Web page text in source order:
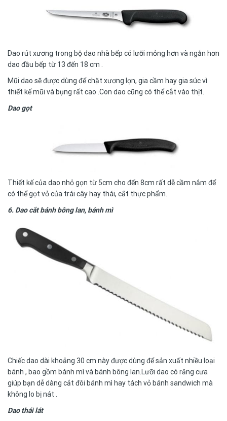
Dao rút xương trong bộ dao nhà bếp có lưỡi mỏng hơn và ngắn hơn
dao đầu bếp từ 13 đến 18 cm .
Mũi dao sẽ được dùng để chặt xương lợn, gia cầm hay gia súc vì
thiết kế mũi và bụng rất cao .Con dao cũng có thể cắt vào thịt.
Dao gọt
Thiết kế của dao nhỏ gọn từ 5cm cho đến 8cm rất dễ cầm nắm để
có thể gọt vỏ của trái cây hay thái, cắt thực phẩm.
6. Dao cắt bánh bông lan, bánh mì
Chiếc dao dài khoảng 30 cm này được dùng để sản xuất nhiều loại
bánh , bao gồm bánh mì và bánh bông lan.Lưỡi dao có răng cưa
giúp bạn dễ dàng cắt đôi bánh mì hay tách vỏ bánh sandwich mà
không lo bị nát .
Dao thái lát